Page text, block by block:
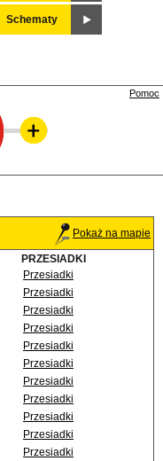
Schematy
Pomoc
Pokaż na mapie
PRZESIADKI
Przesiadki
Przesiadki
Przesiadki
Przesiadki
Przesiadki
Przesiadki
Przesiadki
Przesiadki
Przesiadki
Przesiadki
Przesiadki